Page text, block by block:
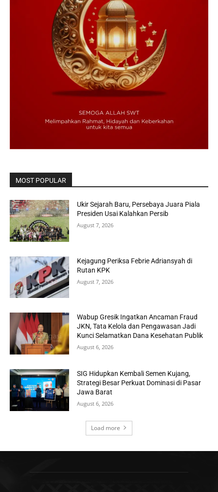
MOST POPULAR
Ukir Sejarah Baru, Persebaya Juara Piala
Presiden Usai Kalahkan Persib
August 7, 2026
Kejagung Periksa Febrie Adriansyah di
Rutan KPK
August 7, 2026
Wabup Gresik Ingatkan Ancaman Fraud
JKN, Tata Kelola dan Pengawasan Jadi
Kunci Selamatkan Dana Kesehatan Publik
August 6, 2026
SIG Hidupkan Kembali Semen Kujang,
Strategi Besar Perkuat Dominasi di Pasar
Jawa Barat
August 6, 2026
Load more